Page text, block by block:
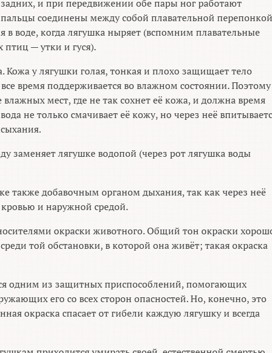
и при передвижении обе пары ног работают
соединены между собой плавательной
воде, когда лягушка ныряет (вспомним плавательные
— утки и гуся).
у лягушки голая, тонкая и плохо защищает тело
время поддерживается во влажном состоянии. Поэтому
мест, где не так сохнет её кожа, и должна время
не только смачивает её кожу, но через неё
заменяет лягушке водопой (через рот лягушка воды
также добавочным органом дыхания, так как через неё
и наружной средой.
окраски животного. Общий тон окраски
той обстановки, в которой она живёт; такая окраска
одним из защитных приспособлений, помогающих
его со всех сторон опасностей. Но, конечно, это
окраска спасает от гибели каждую лягушку и всегда